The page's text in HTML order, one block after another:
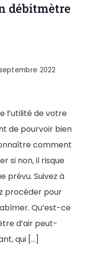
débitmètre
2022
l’utilité de votre
de pourvoir bien
comment
si non, il risque
prévu. Suivez à
procéder pour
Qu’est-ce
d’air peut-
qui […]